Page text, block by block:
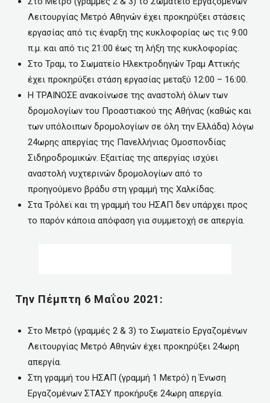
Λειτουργίας Μετρό Αθηνών έχει προκηρύξει στάσεις
εργασίας από τις έναρξη της κυκλοφορίας ως τις 9:00
π.μ. και από τις 21:00 έως τη λήξη της κυκλοφορίας.
Στο Τραμ, το Σωματείο Ηλεκτροδηγών Τραμ Αττικής
έχει προκηρύξει στάση εργασίας μεταξύ 12:00 – 16:00.
Η ΤΡΑΙΝΟΣΕ ανακοίνωσε της αναστολή όλων των
δρομολογίων του Προαστιακού της Αθήνας (καθώς και
των υπόλοιπων δρομολογίων σε όλη την Ελλάδα) λόγω
24ωρης απεργίας της Πανελλήνιας Ομοσπονδίας
Σιδηροδρομικών. Εξαιτίας της απεργίας ισχύει
αναστολή νυχτερινών δρομολογίων από το
προηγούμενο βράδυ στη γραμμή της Χαλκίδας.
Στα Τρόλεϊ και τη γραμμή του ΗΣΑΠ δεν υπάρχει προς
το παρόν κάποια απόφαση για συμμετοχή σε απεργία.
Την Πέμπτη 6 Μαΐου 2021:
Στο Μετρό (γραμμές 2 & 3) το Σωματείο Εργαζομένων
Λειτουργίας Μετρό Αθηνών έχει προκηρύξει 24ωρη
απεργία.
Στη γραμμή του ΗΣΑΠ (γραμμή 1 Μετρό) η Ένωση
Εργαζομένων ΣΤΑΣΥ προκήρυξε 24ωρη απεργία.